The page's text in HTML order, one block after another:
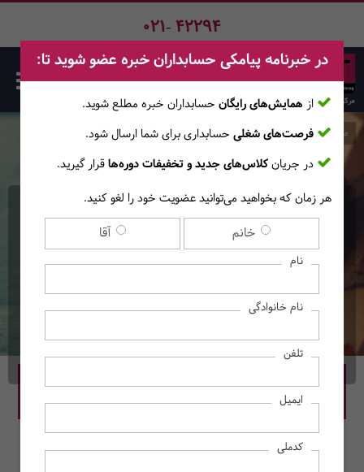
021- 42294
دوره آنلاین فشرده EFA -
English For Accounting -
ویـژه نوروز
(آموزش‌های آنــلایــن) (زبان تخصصی
حسابداری)
صفحه اصلی دوره‌ها
قیمت دوره: 10,000,000 ریال
در این دوره رزرو کنید.
محل برگزاری: به صورت آنلاین برگزار می‌شود.
در خبرنامه پیامکی حسابداران خبره عضو شوید تا:
از همایش‌های رایگان حسابداران خبره مطلع ‎شوید.
فرصت‌های شغلی حسابداری برای شما ارسال شود.
در جریانکلاس‌های جدید و تخفیفات دوره‌هاقرار گیرید.
هر زمان که بخواهید می‌توانید عضویت خود را لغو کنید.
خانم آقا
نام
نام خانوادگی
تلفن
ایمیل
کدملی